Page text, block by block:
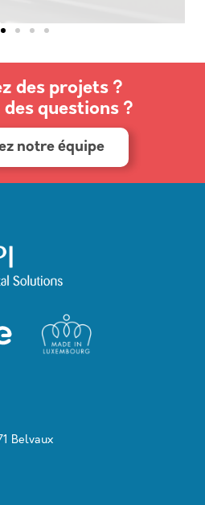
des projets ?
des questions ?
notre équipe
Belvaux